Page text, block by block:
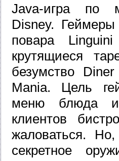
Java-игра по
Disney.
повара
крутящиеся
безумство
Mania. Цель
меню блюда и
клиентов
жаловаться.
секретное